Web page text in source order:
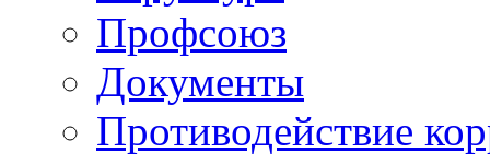
Профсоюз
Документы
Противодействие